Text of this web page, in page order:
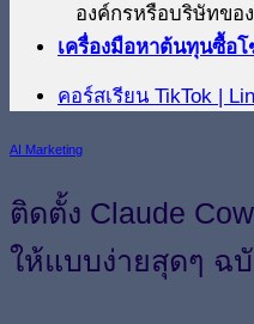
องค์กรหรือบริษัทขอ
เครื่องมือหาต้นทุนซื้อ
คอร์สเรียน TikTok |
AI Marketing
ติดตั้ง Claude
ให้แบบง่ายสุดๆ ฉ